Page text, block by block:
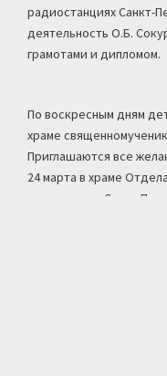
радиостанциях Санкт-
деятельность О.Б.
грамотами и дипломом.
По воскресным дням
храме
Приглашаются все
24 марта в храме
катехизации Санкт-